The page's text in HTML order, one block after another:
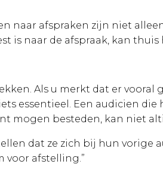
naar afspraken zijn niet
is naar de afspraak, kan
Als u merkt dat er
essentieel. Een audicien
mogen besteden, kan niet
dat ze zich bij hun vorige
voor afstelling.”